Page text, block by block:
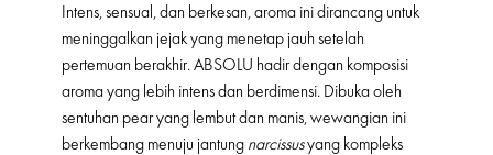
Intens, sensual, dan berkesan, aroma ini dirancang untuk
meninggalkan jejak yang menetap jauh setelah
pertemuan berakhir. ABSOLU hadir dengan komposisi
aroma yang lebih intens dan berdimensi. Dibuka oleh
sentuhan pear yang lembut dan manis, wewangian ini
berkembang menuju jantung narcissusyang kompleks